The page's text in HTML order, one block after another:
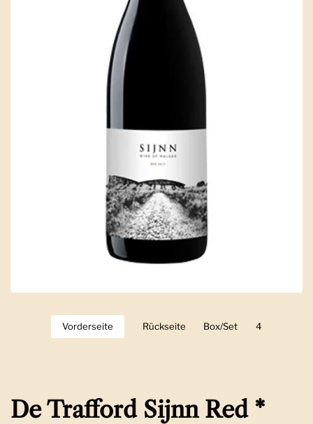
Zeige Folie 1
Vorderseite Zeige Folie 2
Rückseite Zeige Folie 3
Box/Set Zeige Folie
4
De Trafford Sijnn Red *